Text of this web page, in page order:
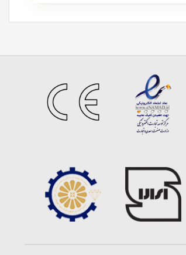
نشانگر اصالت، قدرت و ریشه های فرهنگی عمیق
کارتیر، انتخاب هایی برجسته تکمیل استایل